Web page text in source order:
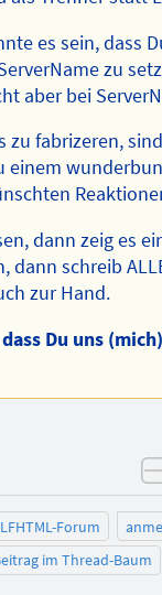
es sein, dass
zu
aber bei
zu fabrizeren,
einem
dann zeig es
dann schreib
zur Hand.
Du uns
Forum
im Thread-Baum